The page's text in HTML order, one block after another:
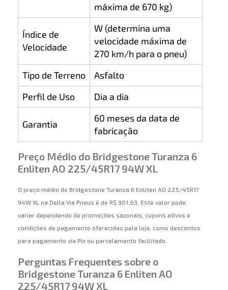
máxima de 670 kg)
Índice de
Velocidade
W (determina uma
velocidade máxima de
270 km/h para o pneu)
Tipo de Terreno
Asfalto
Perfil de Uso
Dia a dia
Garantia
60 meses da data de
fabricação
Preço Médio do Bridgestone Turanza 6
Enliten AO 225/45R17 94W XL
O preço médio do Bridgestone Turanza 6 Enliten AO 225/45R17
94W XL na Della Via Pneus é de R$ 901,03. Este valor pode
variar dependendo de promoções sazonais, cupons ativos e
condições de pagamento oferecidas pela loja, como descontos
para pagamento via Pix ou parcelamento facilitado.
Perguntas Frequentes sobre o
Bridgestone Turanza 6 Enliten AO
225/45R17 94W XL